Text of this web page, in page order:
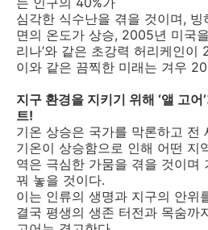
심각한 식수난을 겪을 것이며,
면의 온도가 상승, 2005년 미국
리나’와 같은 초강력 허리케인이
이와 같은 끔찍한 미래는 겨우
지구 환경을 지키기 위해 ‘앨 고
트!
기온 상승은 국가를 막론하고 전
기온이 상승함으로 인해 어떤 지
역은 극심한 가뭄을 겪을 것이며
꿔 놓을 것이다.
이는 인류의 생명과 지구의 안위
결국 평생의 생존 터전과 목숨까